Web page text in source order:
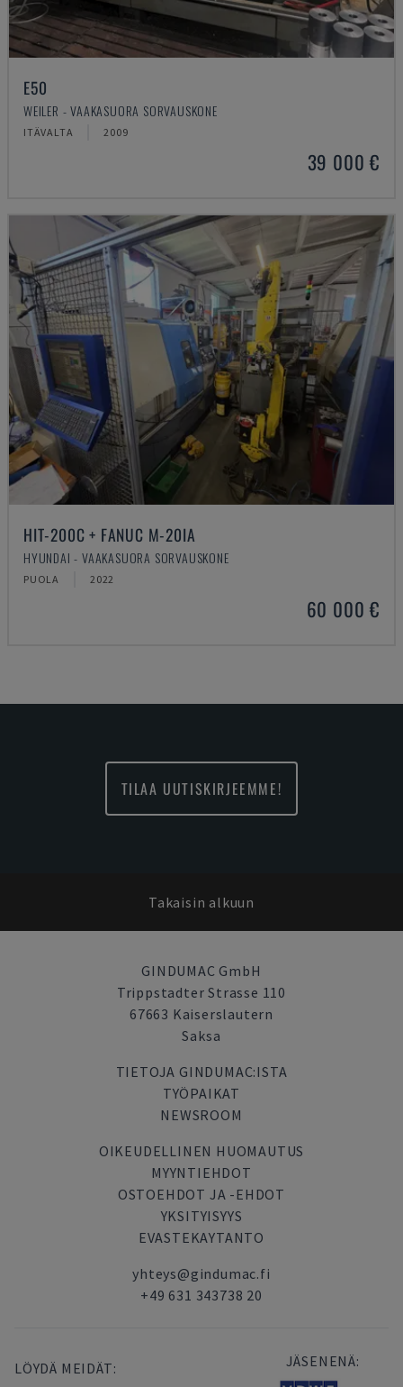
E50
WEILER - VAAKASUORA SORVAUSKONE
ITÄVALTA 2009
39 000 €
HIT-200C + FANUC M-20IA
HYUNDAI - VAAKASUORA SORVAUSKONE
PUOLA 2022
60 000 €
TILAA UUTISKIRJEEMME!
Takaisin alkuun
GINDUMAC GmbH
Trippstadter Strasse 110
67663 Kaiserslautern
Saksa
TIETOJA GINDUMAC:ISTA
TYÖPAIKAT
NEWSROOM
OIKEUDELLINEN HUOMAUTUS
MYYNTIEHDOT
OSTOEHDOT JA -EHDOT
YKSITYISYYS
EVASTEKAYTANTO
yhteys@gindumac.fi
+49 631 343738 20
LÖYDÄ MEIDÄT: JÄSENENÄ: